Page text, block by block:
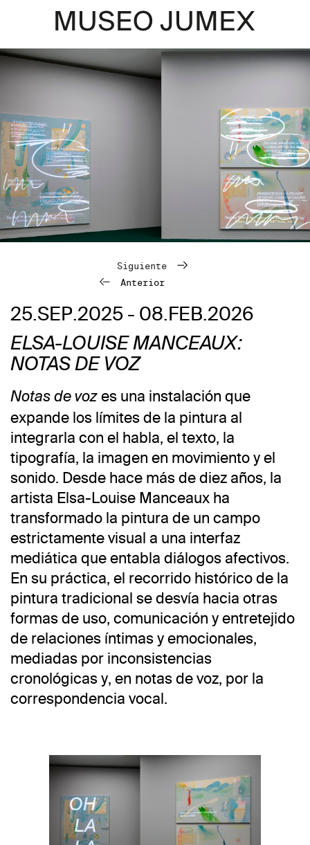
Siguiente
Anterior
25.SEP.2025 - 08.FEB.2026
ELSA-LOUISE MANCEAUX:
NOTAS DE VOZ
Notas de voz es una instalación que
expande los límites de la pintura al
integrarla con el habla, el texto, la
tipografía, la imagen en movimiento y el
sonido. Desde hace más de diez años, la
artista Elsa-Louise Manceaux ha
transformado la pintura de un campo
estrictamente visual a una interfaz
mediática que entabla diálogos afectivos.
En su práctica, el recorrido histórico de la
pintura tradicional se desvía hacia otras
formas de uso, comunicación y entretejido
de relaciones íntimas y emocionales,
mediadas por inconsistencias
cronológicas y, en notas de voz, por la
correspondencia vocal.